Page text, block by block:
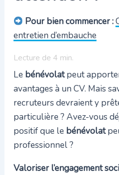
Pour bien commencer :
entretien d’embauche
Lecture de 4 min.
Le bénévolatpeut
avantages à un CV. Mais
recruteurs devraient y
particulière ? Avez-vous
positif que le bénévolat
professionnel ?
Valoriser l’engagement